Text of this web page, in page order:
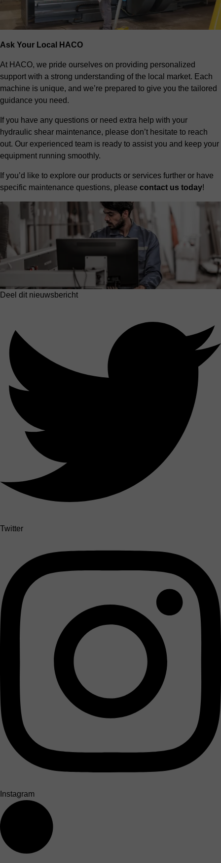
Ask Your Local HACO
At HACO, we pride ourselves on providing personalized
support with a strong understanding of the local market. Each
machine is unique, and we’re prepared to give you the tailored
guidance you need.
If you have any questions or need extra help with your
hydraulic shear maintenance, please don’t hesitate to reach
out. Our experienced team is ready to assist you and keep your
equipment running smoothly.
If you’d like to explore our products or services further or have
specific maintenance questions, please contact us today!
Deel dit nieuwsbericht
Twitter
Instagram